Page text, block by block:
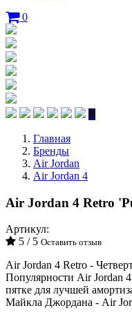
0
Главная
Бренды
Air Jordan
Air Jordan 4
Air Jordan 4 Retro
Артикул:
5 / 5 Оставить отзыв
Air Jordan 4 Retro -
Популярности Air Jordan
пятке для лучшей
Майкла Джордана - Air